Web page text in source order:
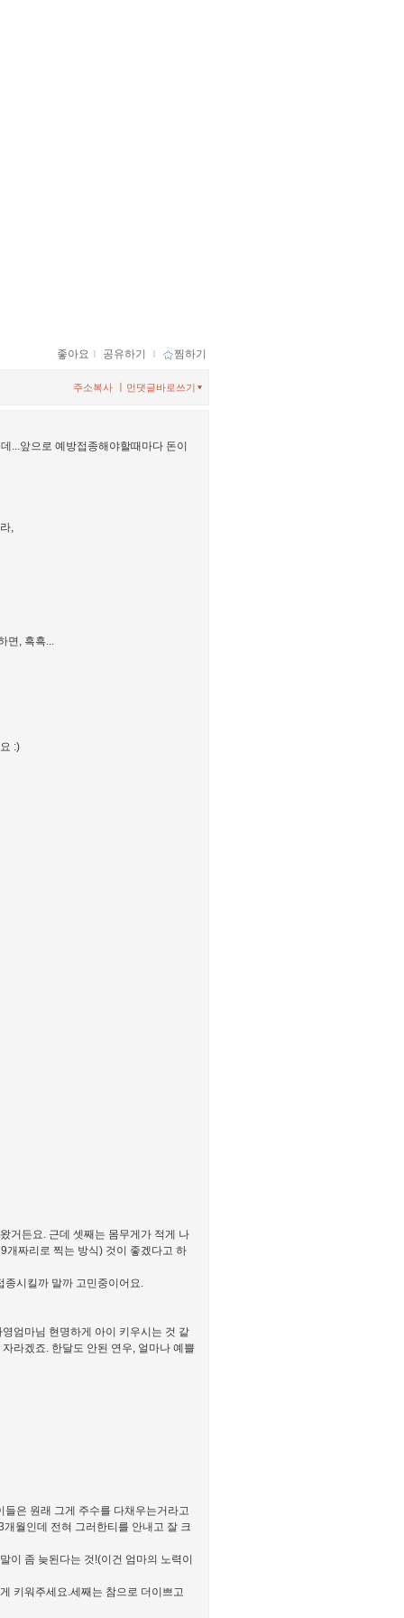
좋아요 ｌ 공유하기 ｌ 찜하기
먼댓글바로쓰기
주소복사
...앞으로 예방접종해야할때마다 돈이
,
면, 흑흑...
:)
거든요. 근데 셋째는 몸무게가 적게 나
개짜리로 찍는 방식) 것이 좋겠다고 하
종시킬까 말까 고민중이어요.
엄마님 현명하게 아이 키우시는 것 같
라겠죠. 한달도 안된 연우, 얼마나 예쁠
은 원래 그게 주수를 다채우는거라고
월인데 전혀 그러한티를 안내고 잘 크
이 좀 늦된다는 것!(이건 엄마의 노력이
키워주세요.세째는 참으로 더이쁘고